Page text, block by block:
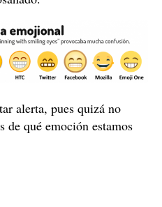
alerta, pues quizá no
de qué emoción estamos